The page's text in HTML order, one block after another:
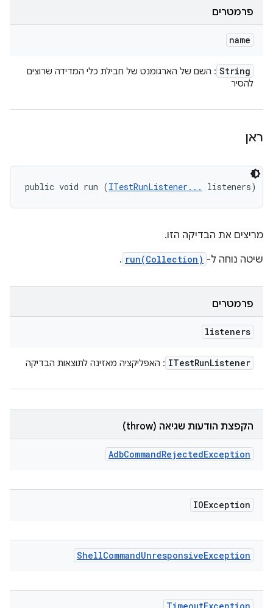
פרמטרים
name
String : השם של הארגומנט של חבילת כלי המדידה שרוצים
להסיר
ראן
public void run (ITestRunListener... listeners)
מריצים את הבדיקה הזו.
שיטה נוחה ל- run(Collection)
.
פרמטרים
listeners
ITestRunListener : האפליקציה מאזינה לתוצאות הבדיקה
הקפצת הודעות שגיאה (throw)
AdbCommandRejectedException
IOException
ShellCommandUnresponsiveException